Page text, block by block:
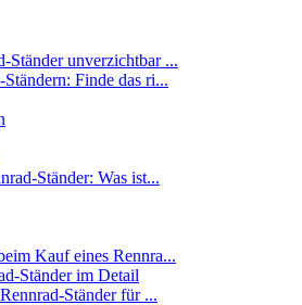
Ständer unverzichtbar ...
Finde das ri...
Ständer: Was ist...
Kauf eines Rennra...
Ständer im Detail
Ständer für ...